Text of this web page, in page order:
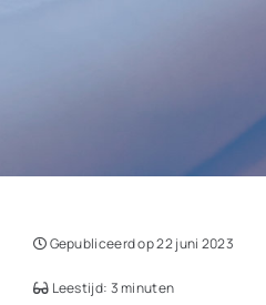
Gepubliceerd op 22 juni 2023
Leestijd: 3 minuten